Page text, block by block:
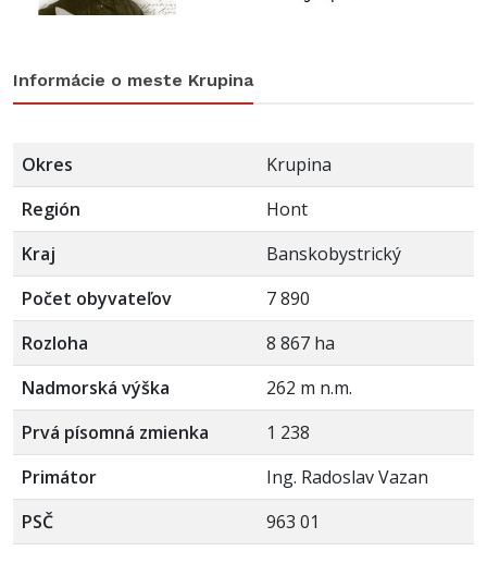
Informácie o meste Krupina
Okres
Krupina
Región
Hont
Kraj
Banskobystrický
Počet obyvateľov
7 890
Rozloha
8 867 ha
Nadmorská výška
262 m n.m.
Prvá písomná zmienka
1 238
Primátor
Ing. Radoslav Vazan
PSČ
963 01